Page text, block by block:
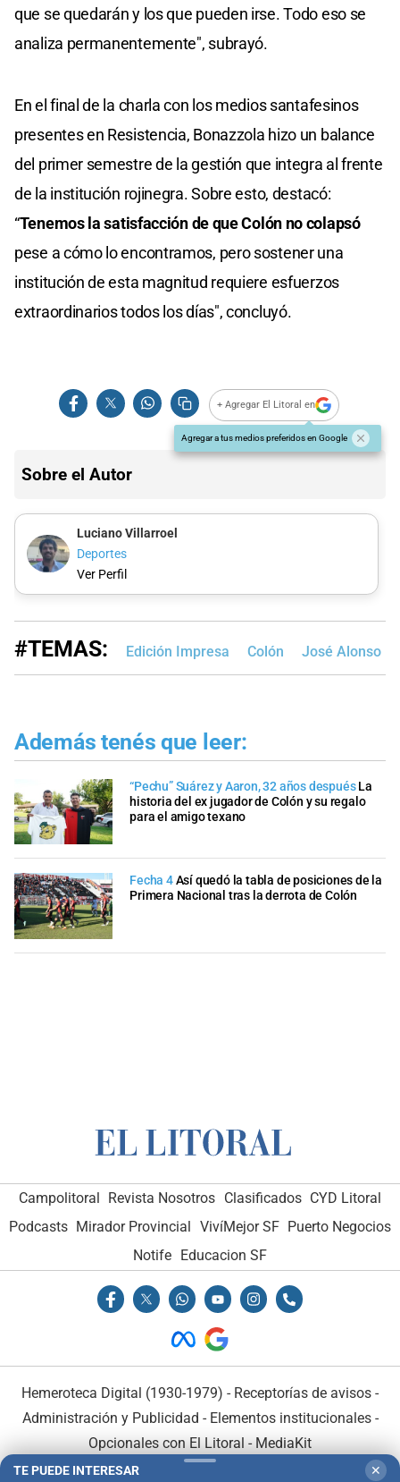
que se quedarán y los que pueden irse. Todo eso se
analiza permanentemente", subrayó.
En el final de la charla con los medios santafesinos
presentes en Resistencia, Bonazzola hizo un balance
del primer semestre de la gestión que integra al frente
de la institución rojinegra. Sobre esto, destacó:
“Tenemos la satisfacción de que Colón no colapsó
pese a cómo lo encontramos, pero sostener una
institución de esta magnitud requiere esfuerzos
extraordinarios todos los días", concluyó.
+ Agregar El Litoral en
Agregar a tus medios preferidos en Google
Sobre el Autor
Luciano Villarroel
Deportes
Ver Perfil
#TEMAS: Edición Impresa Colón José Alonso
Además tenés que leer:
“Pechu” Suárez y Aaron, 32 años después La
historia del ex jugador de Colón y su regalo
para el amigo texano
Fecha 4Así quedó la tabla de posiciones de la
Primera Nacional tras la derrota de Colón
Campolitoral Revista Nosotros Clasificados CYD Litoral
Podcasts Mirador Provincial VivíMejor SF Puerto Negocios
Notife
Educacion SF
Hemeroteca Digital (1930-1979) - Receptorías de avisos -
Administración y Publicidad - Elementos institucionales-
Opcionales con El Litoral - MediaKit
TE PUEDE INTERESAR ✕